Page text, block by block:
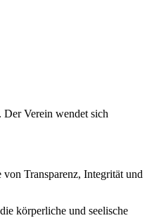
Verein wendet sich
Transparenz, Integrität und
körperliche und seelische